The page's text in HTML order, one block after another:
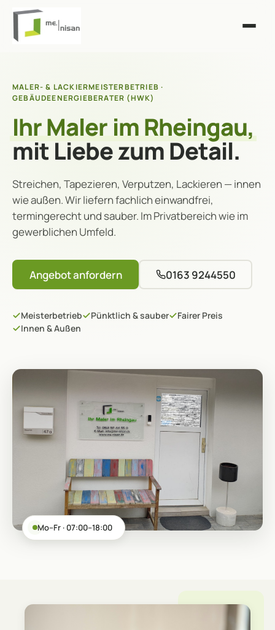
MALER- & LACKIERMEISTERBETRIEB ·
GEBÄUDEENERGIEBERATER (HWK)
Ihr Maler im Rheingau,
mit Liebe zum Detail.
Streichen, Tapezieren, Verputzen, Lackieren — innen
wie außen. Wir liefern fachlich einwandfrei,
termingerecht und sauber. Im Privatbereich wie im
gewerblichen Umfeld.
Angebot anfordern 0163 9244550
Meisterbetrieb Pünktlich & sauber
Fairer Preis
Innen & Außen
Mo–Fr · 07:00–18:00